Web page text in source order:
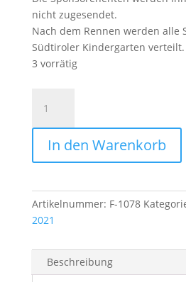
nicht zugesendet.
Nach dem Rennen werden alle
Südtiroler Kindergarten verteilt.
3 vorrätig
glitter
gold
MengeIn den Warenkorb
Artikelnummer: F-1078
2021
Beschreibung